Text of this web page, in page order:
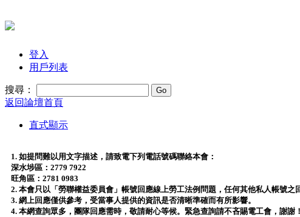
登入
用戶列表
搜尋：
返回論壇首頁
直式顯示
1. 如提問難以用文字描述，請致電下列電話號碼聯絡本會：
深水埗區：2779 7922
旺角區：2781 0983
2. 本會只以「勞聯權益委員會」帳號回應線上勞工法例問題，任何其他私人帳號之
3. 網上回應僅供參考，受當事人提供的資訊是否清晰準確而有所影響。
4. 本網查詢眾多，團隊回應需時，敬請耐心等候。緊急查詢請不吝賜電工會，謝謝！